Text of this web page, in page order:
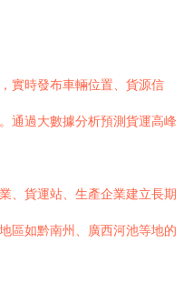
實時發布車輛位置、貨源信
通過大數據分析預測貨運高峰
、貨運站、生產企業建立長期
區如黔南州、廣西河池等地的